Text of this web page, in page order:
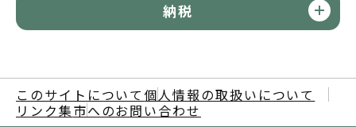
納税
このサイトについて 個人情報の取扱いについて
リンク集市へのお問い合わせ